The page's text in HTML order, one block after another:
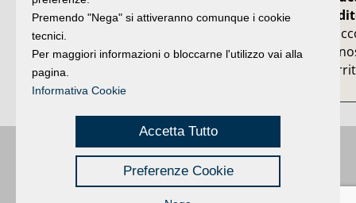
a Rimini le leve decisionali sulla politica del
impiegare su questo territorio, e non altrove, la
Carim, per improntare a logiche di rapidità e di
rapporto con la clientela, per veder tornare sul
dividendi distribuiti dalla banca”.
Buongiorno:Riminié una testata registrata presso il Tribunale di Rimini
registrazione n. 2 /28/02/2012| © 2024 buongiornoRimini
Privacy | Credits
Premendo "Nega" si attiveranno comunque i cookie
tecnici.
Per maggiori informazioni o bloccarne l'utilizzo vai alla
pagina.
Informativa Cookie
Accetta Tutto
Preferenze Cookie